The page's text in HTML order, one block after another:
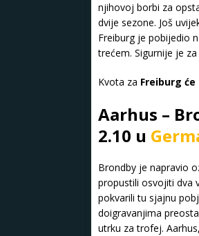
njihovoj borbi za
dvije sezone. Još
Freiburg je pobijedio
trećem. Sigurnije je
Kvota za Freiburg
Aarhus –
2.10 u
Brondby je napravio
propustili osvojiti dva
pokvarili tu sjajnu
doigravanjima
utrku za trofej.